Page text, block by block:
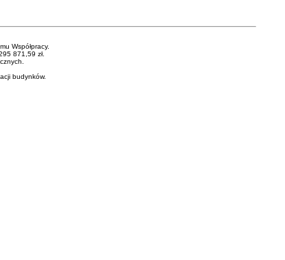
Współpracy.
871,59 zł.
budynków.